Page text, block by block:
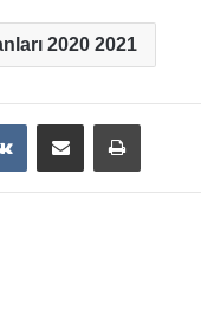
2020 2021
VKontakteE-Posta ile paylaş Yazdır